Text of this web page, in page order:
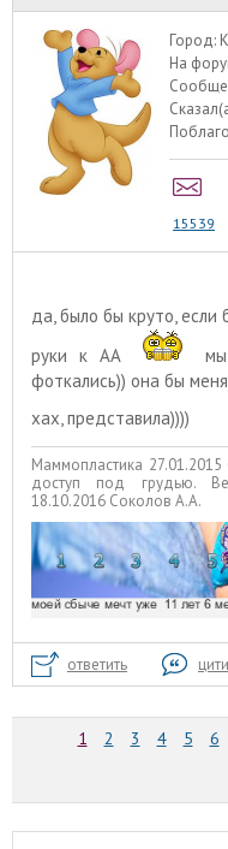
Город:
На
15539
да, было бы круто, если
руки к АА
фоткались)) она бы
хах, представила))))
Маммопластика
доступ под грудью.
18.10.2016 Соколов А.А.
ответить
1 2 3 4 5 6